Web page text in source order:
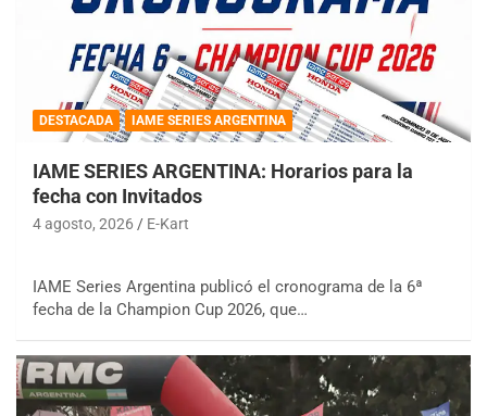
DESTACADA IAME SERIES ARGENTINA
IAME SERIES ARGENTINA: Horarios para la
fecha con Invitados
4 agosto, 2026 E-Kart
IAME Series Argentina publicó el cronograma de la 6ª
fecha de la Champion Cup 2026, que…